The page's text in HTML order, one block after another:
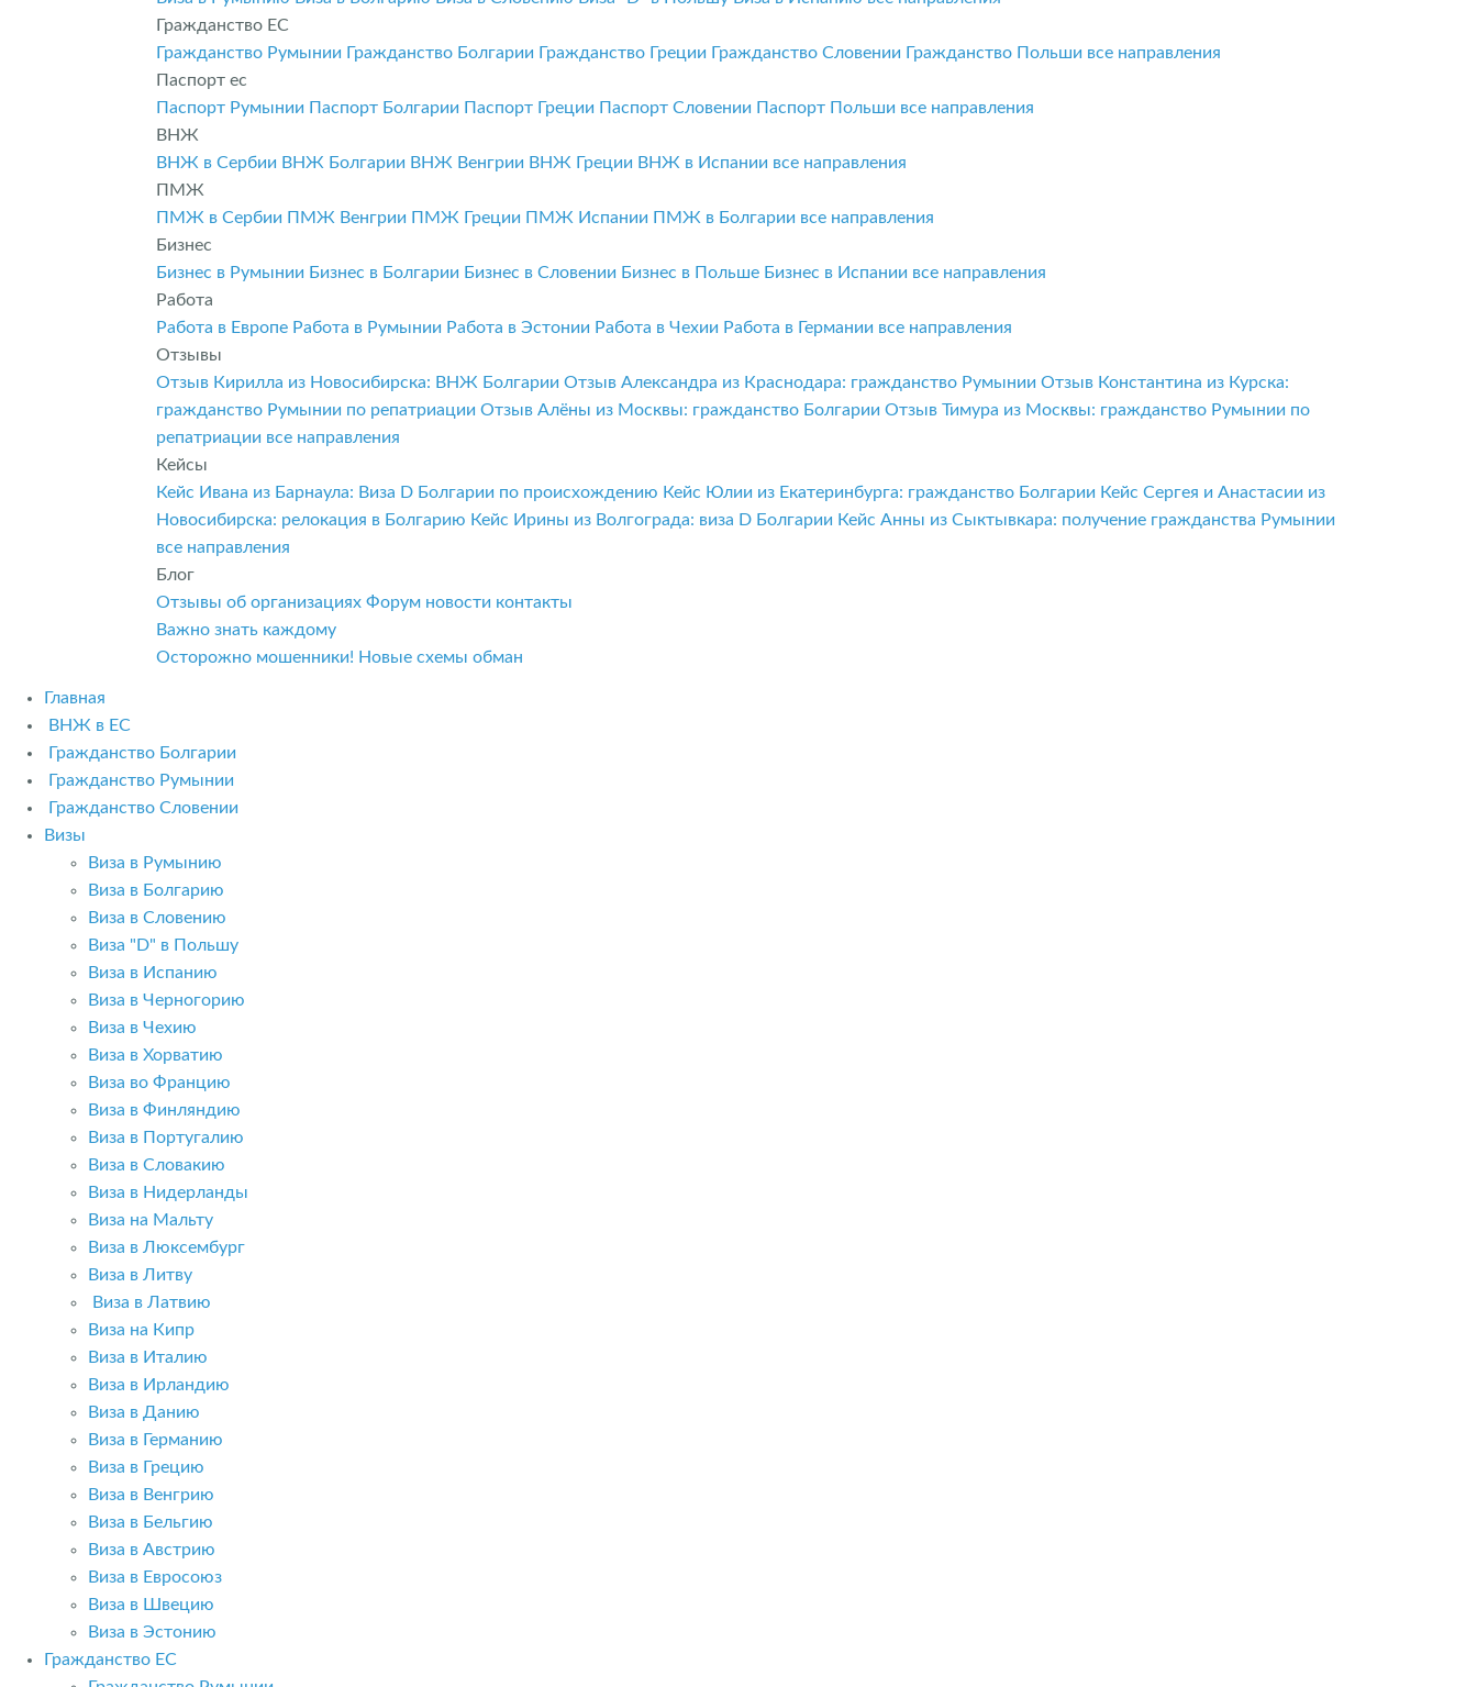
Гражданство ЕС
Гражданство Румынии Гражданство Болгарии Гражданство Греции Гражданство Словении Гражданство Польши все направления
Паспорт ес
Паспорт Румынии Паспорт Болгарии Паспорт Греции Паспорт Словении Паспорт Польши все направления
ВНЖ
ВНЖ в Сербии ВНЖ Болгарии ВНЖ Венгрии ВНЖ Греции ВНЖ в Испании все направления
ПМЖ
ПМЖ в Сербии ПМЖ Венгрии ПМЖ Греции ПМЖ Испании ПМЖ в Болгарии все направления
Бизнес
Бизнес в Румынии Бизнес в Болгарии Бизнес в Словении Бизнес в Польше Бизнес в Испании все направления
Работа
Работа в Европе Работа в Румынии Работа в Эстонии Работа в Чехии Работа в Германии все направления
Отзывы
Отзыв Кирилла из Новосибирска: ВНЖ Болгарии Отзыв Александра из Краснодара: гражданство Румынии Отзыв Константина из Курска:
гражданство Румынии по репатриации Отзыв Алёны из Москвы: гражданство Болгарии Отзыв Тимура из Москвы: гражданство Румынии по
репатриации все направления
Кейсы
Кейс Ивана из Барнаула: Виза D Болгарии по происхождению Кейс Юлии из Екатеринбурга: гражданство Болгарии Кейс Сергея и Анастасии из
Новосибирска: релокация в Болгарию Кейс Ирины из Волгограда: виза D Болгарии Кейс Анны из Сыктывкара: получение гражданства Румынии
все направления
Блог
Отзывы об организациях Форум новости контакты
Важно знать каждому
Осторожно мошенники! Новые схемы обман
Главная
ВНЖ в ЕС
Гражданство Болгарии
Гражданство Румынии
Гражданство Словении
Визы
Виза в Румынию
Виза в Болгарию
Виза в Словению
Виза "D" в Польшу
Виза в Испанию
Виза в Черногорию
Виза в Чехию
Виза в Хорватию
Виза во Францию
Виза в Финляндию
Виза в Португалию
Виза в Словакию
Виза в Нидерланды
Виза на Мальту
Виза в Люксембург
Виза в Литву
Виза в Латвию
Виза на Кипр
Виза в Италию
Виза в Ирландию
Виза в Данию
Виза в Германию
Виза в Грецию
Виза в Венгрию
Виза в Бельгию
Виза в Австрию
Виза в Евросоюз
Виза в Швецию
Виза в Эстонию
Гражданство ЕС